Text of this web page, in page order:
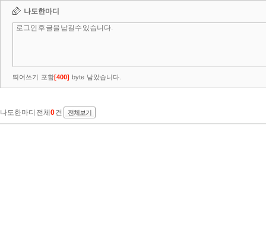
나도한마디
띄어쓰기 포함[400] byte 남았습니다.
나도한마디 전체 0건 전체보기